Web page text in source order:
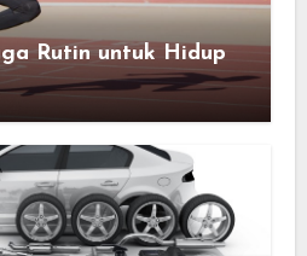
Rutin untuk Hidup